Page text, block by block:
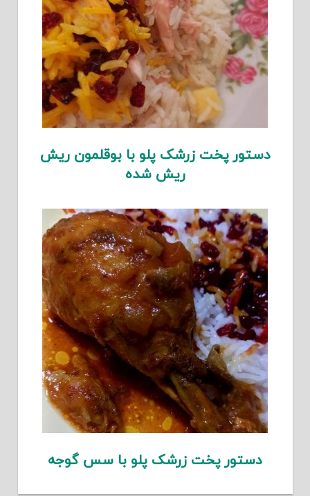
دستور پخت زرشک پلو با بوقلمون ریش
ریش شده
دستور پخت زرشک پلو با سس گوجه